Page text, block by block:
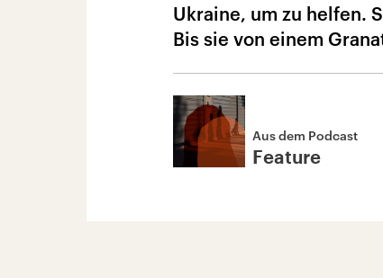
Ukraine, um zu helfen.
Bis sie von einem
Aus dem Podcast
Feature